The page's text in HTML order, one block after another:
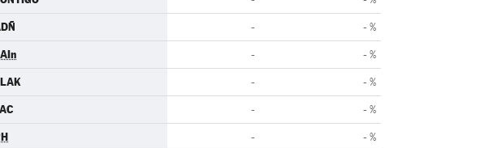
- - %
- - %
- - %
- - %
- - %